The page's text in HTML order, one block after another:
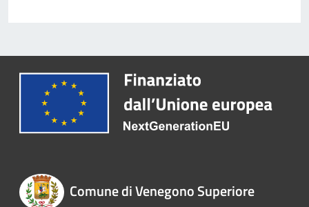
Comune di Venegono Superiore